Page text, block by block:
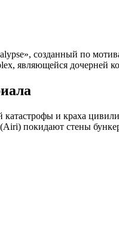
созданный по
являющейся дочерней
катастрофы и краха
покидают стены